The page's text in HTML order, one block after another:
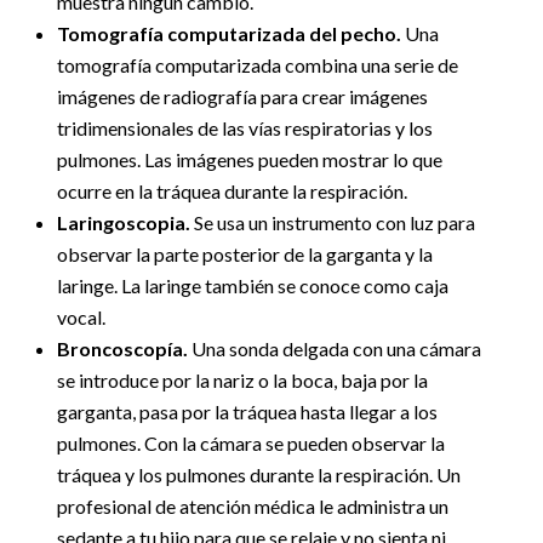
Tomografía computarizada del pecho. Una
tomografía computarizada combina una serie de
imágenes de radiografía para crear imágenes
tridimensionales de las vías respiratorias y los
pulmones. Las imágenes pueden mostrar lo que
ocurre en la tráquea durante la respiración.
Laringoscopia. Se usa un instrumento con luz para
observar la parte posterior de la garganta y la
laringe. La laringe también se conoce como caja
vocal.
Broncoscopía. Una sonda delgada con una cámara
se introduce por la nariz o la boca, baja por la
garganta, pasa por la tráquea hasta llegar a los
pulmones. Con la cámara se pueden observar la
tráquea y los pulmones durante la respiración. Un
profesional de atención médica le administra un
sedante a tu hijo para que se relaje y no sienta ni